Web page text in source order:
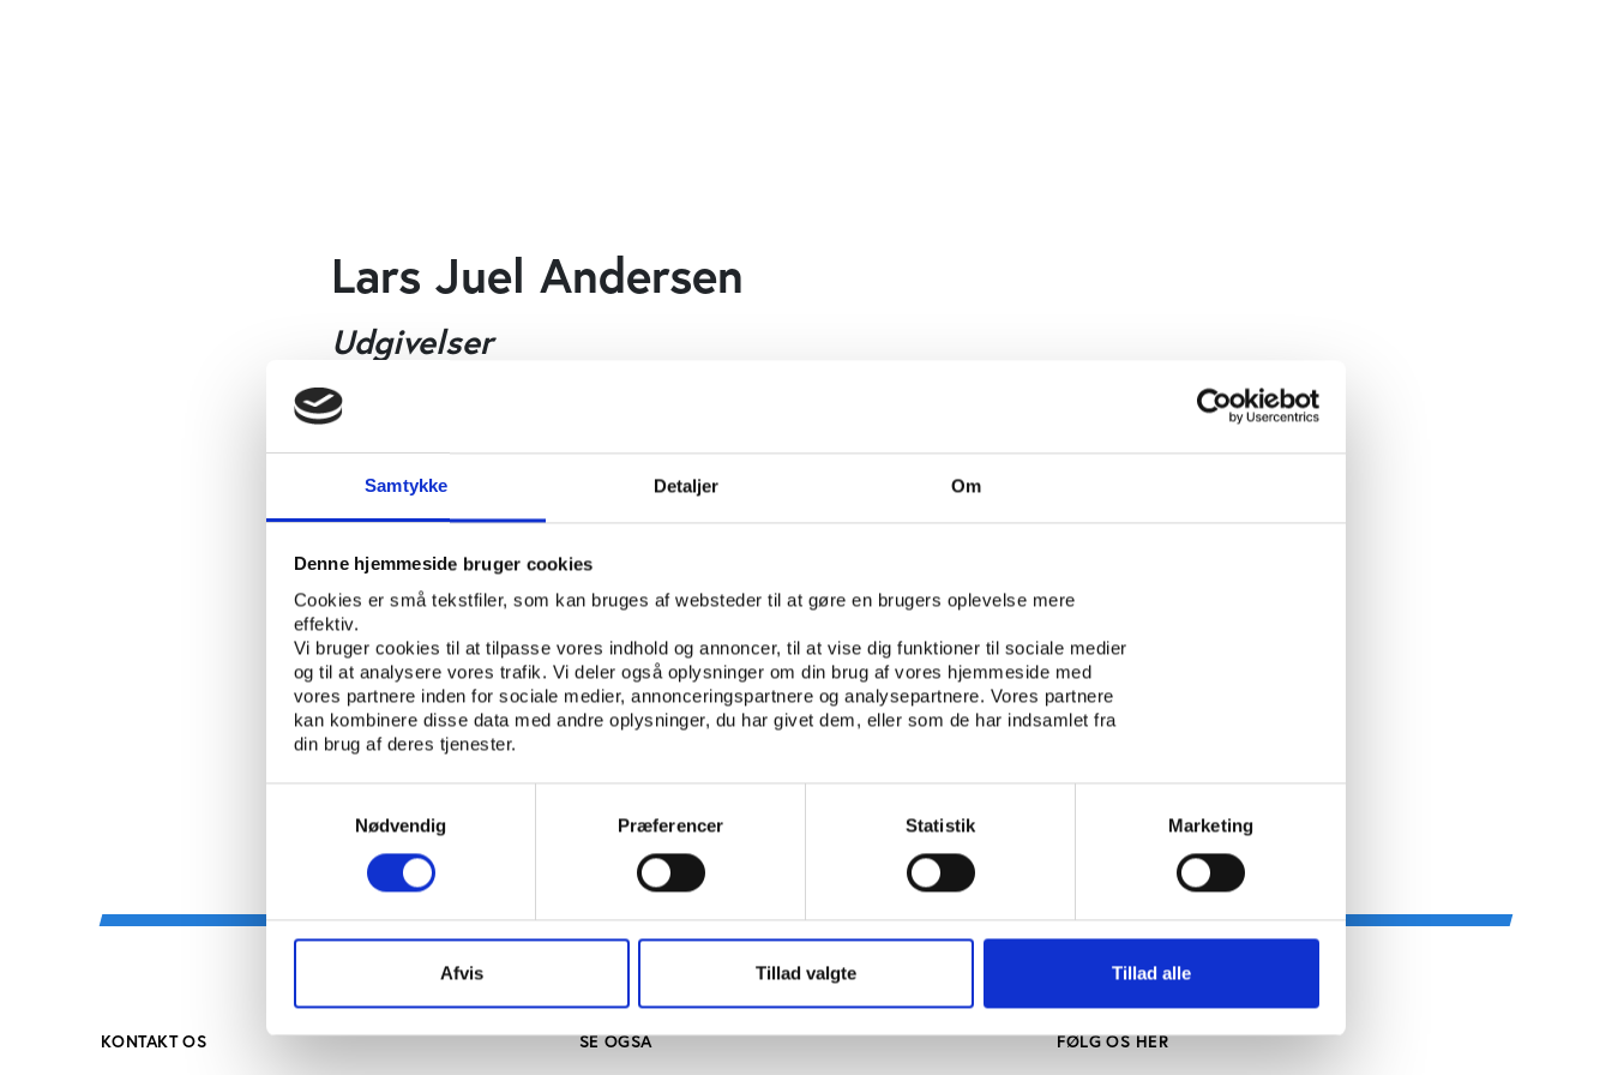
Samtykke Detaljer Om
Denne hjemmeside bruger cookies
Cookies er små tekstfiler, som kan bruges af websteder til at gøre en brugers oplevelse mere
effektiv.
Vi bruger cookies til at tilpasse vores indhold og annoncer, til at vise dig funktioner til sociale medier
og til at analysere vores trafik. Vi deler også oplysninger om din brug af vores hjemmeside med
vores partnere inden for sociale medier, annonceringspartnere og analysepartnere. Vores partnere
kan kombinere disse data med andre oplysninger, du har givet dem, eller som de har indsamlet fra
din brug af deres tjenester.
Nødvendig
Præferencer Statistik Marketing
Afvis Tillad valgte Tillad alle
Lars Juel Andersen
Udgivelser
Supermotionisme
Bente Klarlund Pedersen, Kristian Overgaard, Lars Juel Andersen, Rasmus Østergaard Nielsen, Morten Grønbæk, Mia
Artikler
KONTAKT OS SE OGSÅ FØLG OS HER